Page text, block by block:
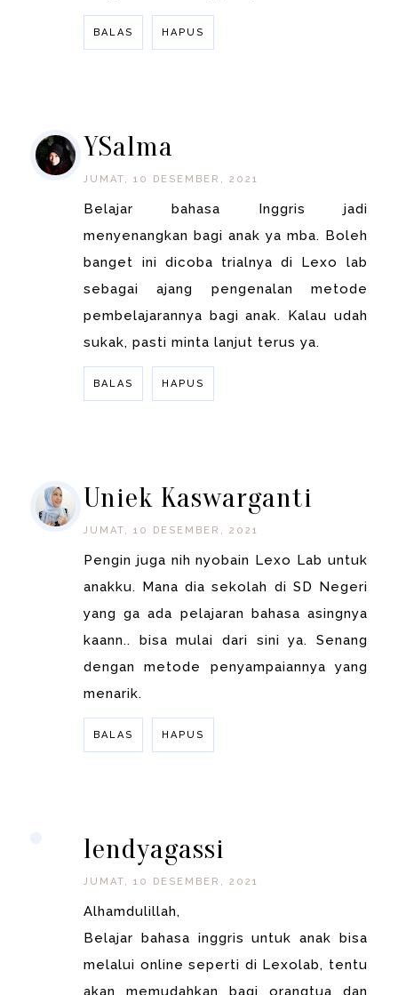
BALAS HAPUS
YSalma
JUMAT, 10 DESEMBER, 2021
Belajar bahasa Inggris jadi
menyenangkan bagi anak ya mba. Boleh
banget ini dicoba trialnya di Lexo lab
sebagai ajang pengenalan metode
pembelajarannya bagi anak. Kalau udah
sukak, pasti minta lanjut terus ya.
BALAS HAPUS
Uniek Kaswarganti
JUMAT, 10 DESEMBER, 2021
Pengin juga nih nyobain Lexo Lab untuk
anakku. Mana dia sekolah di SD Negeri
yang ga ada pelajaran bahasa asingnya
kaann.. bisa mulai dari sini ya. Senang
dengan metode penyampaiannya yang
menarik.
BALAS HAPUS
lendyagassi
JUMAT, 10 DESEMBER, 2021
Alhamdulillah,
Belajar bahasa inggris untuk anak bisa
melalui online seperti di Lexolab, tentu
akan memudahkan bagi orangtua dan